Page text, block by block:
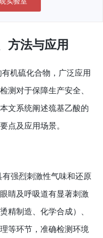
方法与应用
机硫化合物，广泛应用
测对于保障生产安全、
文系统阐述巯基乙酸的
点及应用场景。
强烈刺激性气味和还原
睛及呼吸道有显著刺激
精制造、化学合成）、
等环节，准确检测环境